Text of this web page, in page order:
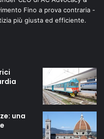
Fino a prova contraria -
più giusta ed efficiente.
una